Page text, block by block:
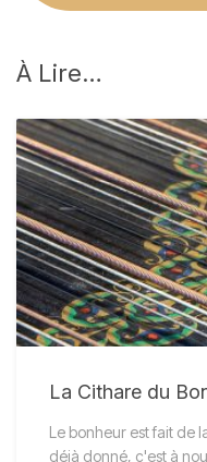
À Lire…
La Cithare du
Le bonheur est fait de
déjà donné, c'est à